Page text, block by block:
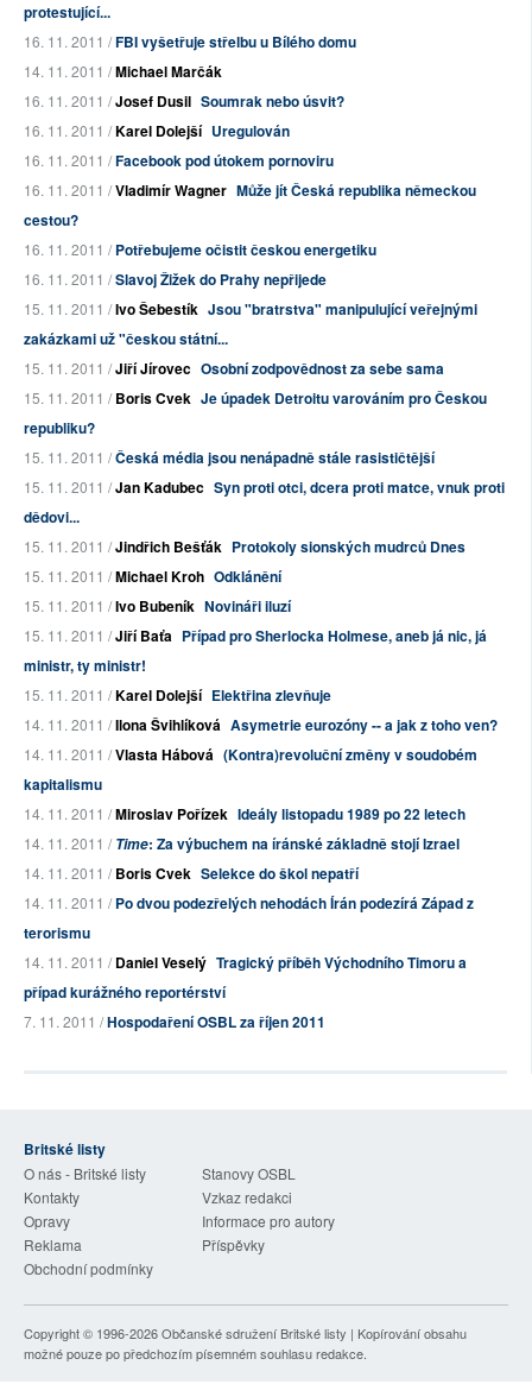
protestující...
16. 11. 2011 /FBI vyšetřuje střelbu u Bílého domu
14. 11. 2011 /Michael Marčák
16. 11. 2011 /Josef Dusil Soumrak nebo úsvit?
16. 11. 2011 /Karel Dolejší Uregulován
16. 11. 2011 /Facebook pod útokem pornoviru
16. 11. 2011 /Vladimír Wagner Může jít Česká republika německou
cestou?
16. 11. 2011 /Potřebujeme očistit českou energetiku
16. 11. 2011 /Slavoj Žižek do Prahy nepřijede
15. 11. 2011 /Ivo Šebestík Jsou "bratrstva" manipulující veřejnými
zakázkami už "českou státní...
15. 11. 2011 /Jiří Jírovec Osobní zodpovědnost za sebe sama
15. 11. 2011 /Boris Cvek Je úpadek Detroitu varováním pro Českou
republiku?
15. 11. 2011 /Česká média jsou nenápadně stále rasističtější
15. 11. 2011 /Jan Kadubec Syn proti otci, dcera proti matce, vnuk proti
dědovi...
15. 11. 2011 /Jindřich Bešťák Protokoly sionských mudrců Dnes
15. 11. 2011 /Michael Kroh Odklánění
15. 11. 2011 /Ivo Bubeník Novináři iluzí
15. 11. 2011 /Jiří Baťa Případ pro Sherlocka Holmese, aneb já nic, já
ministr, ty ministr!
15. 11. 2011 /Karel Dolejší Elektřina zlevňuje
14. 11. 2011 /Ilona Švihlíková Asymetrie eurozóny -- a jak z toho ven?
14. 11. 2011 /Vlasta Hábová (Kontra)revoluční změny v soudobém
kapitalismu
14. 11. 2011 /Miroslav Pořízek Ideály listopadu 1989 po 22 letech
14. 11. 2011 /Time: Za výbuchem na íránské základně stojí Izrael
14. 11. 2011 /Boris Cvek Selekce do škol nepatří
14. 11. 2011 /Po dvou podezřelých nehodách Írán podezírá Západ z
terorismu
14. 11. 2011 /Daniel Veselý Tragický příběh Východního Timoru a
případ kurážného reportérství
7. 11. 2011 /Hospodaření OSBL za říjen 2011
Britské listy
O nás - Britské listy
Stanovy OSBL
Kontakty
Vzkaz redakci
Opravy
Informace pro autory
Reklama
Příspěvky
Obchodní podmínky
Copyright © 1996-2026Občanské sdružení Britské listy | Kopírování obsahu
možné pouze po předchozím písemném souhlasu redakce.